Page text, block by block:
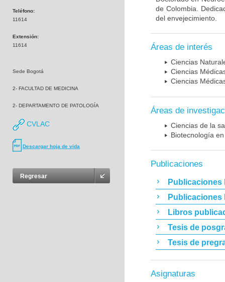
Teléfono:
11614
Extensión:
11614
Sede Bogotá
2- FACULTAD DE MEDICINA
2- DEPARTAMENTO DE PATOLOGÍA
CVLAC
Descargar hoja de vida
Regresar
de Colombia.
del envejecimiento.
Áreas de interés
Ciencias
Ciencias
Ciencias
Áreas de
Ciencias de la
Biotecnología
Publicaciones
Publicaciones
Publicaciones
Libros
Tesis de
Tesis de
Asignaturas